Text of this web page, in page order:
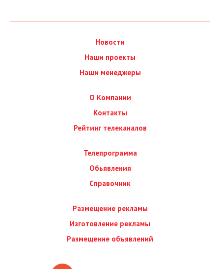
Новости
Наши проекты
Наши менеджеры
О Компании
Контакты
Рейтинг телеканалов
Телепрограмма
Обьявления
Справочник
Размещение рекламы
Изготовление рекламы
Размещение объявлений